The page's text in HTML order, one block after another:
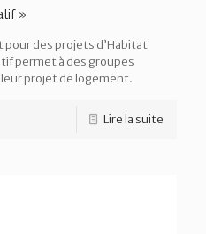
»
des projets d’Habitat
permet à des groupes
projet de logement.
Lire la suite